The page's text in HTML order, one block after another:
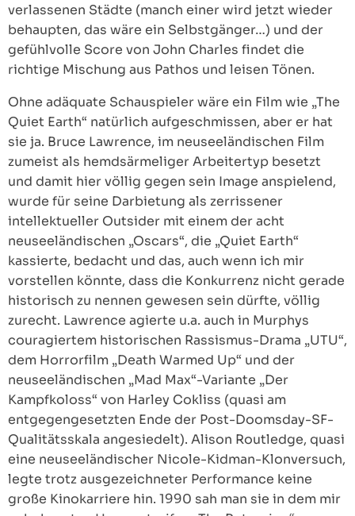
verlassenen Städte (manch einer wird jetzt wieder
behaupten, das wäre ein Selbstgänger…) und der
gefühlvolle Score von John Charles findet die
richtige Mischung aus Pathos und leisen Tönen.
Ohne adäquate Schauspieler wäre ein Film wie „The
Quiet Earth“ natürlich aufgeschmissen, aber er hat
sie ja. Bruce Lawrence, im neuseeländischen Film
zumeist als hemdsärmeliger Arbeitertyp besetzt
und damit hier völlig gegen sein Image anspielend,
wurde für seine Darbietung als zerrissener
intellektueller Outsider mit einem der acht
neuseeländischen „Oscars“, die „Quiet Earth“
kassierte, bedacht und das, auch wenn ich mir
vorstellen könnte, dass die Konkurrenz nicht gerade
historisch zu nennen gewesen sein dürfte, völlig
zurecht. Lawrence agierte u.a. auch in Murphys
couragiertem historischen Rassismus-Drama „UTU“,
dem Horrorfilm „Death Warmed Up“ und der
neuseeländischen „Mad Max“-Variante „Der
Kampfkoloss“ von Harley Cokliss (quasi am
entgegengesetzten Ende der Post-Doomsday-SF-
Qualitätsskala angesiedelt). Alison Routledge, quasi
eine neuseeländischer Nicole-Kidman-Klonversuch,
legte trotz ausgezeichneter Performance keine
große Kinokarriere hin. 1990 sah man sie in dem mir